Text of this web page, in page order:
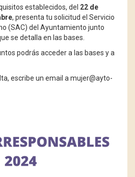
establecidos, del 22 de
, presenta tu solicitud el Servicio
(SAC) del Ayuntamiento junto
se detalla en las bases.
podrás acceder a las bases y a
escribe un email a mujer@ayto-